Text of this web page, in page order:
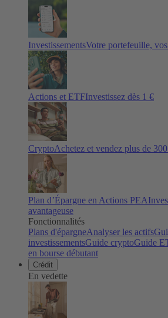
InvestissementsVotre portefeuille,
Actions et ETFInvestissez dès 1 €
CryptoAchetez et vendez plus de 300
Plan d’Épargne en Actions PEA
avantageuse
Fonctionnalités
Plans d'épargneAnalyser les actifs
investissementsGuide cryptoGuide
en bourse débutant
Crédit
En vedette